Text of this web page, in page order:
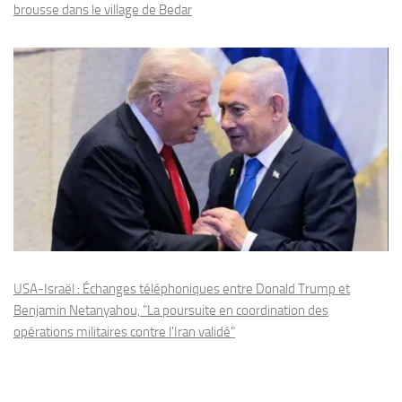
brousse dans le village de Bedar
USA-Israël : Échanges téléphoniques entre Donald Trump et
Benjamin Netanyahou, "La poursuite en coordination des
opérations militaires contre l'Iran validé"